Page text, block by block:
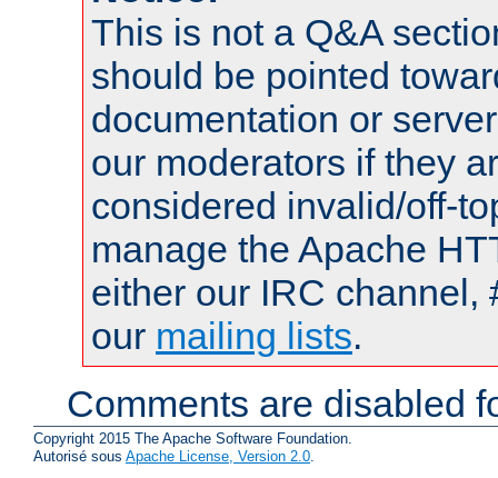
This is not a Q&A
should be pointed
documentation or
our moderators if they
considered invalid/off-
manage the Apache
either our IRC channel,
our mailing lists.
Comments are disabled
Copyright 2015 The Apache Software Foundation.
Autorisé sous Apache License, Version 2.0.